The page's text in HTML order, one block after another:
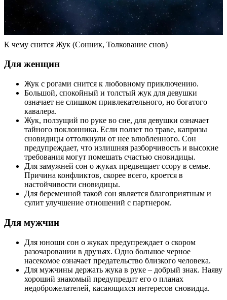
К чему снится Жук (Сонник, Толкование снов)
Для женщин
Жук с рогами снится к любовному приключению.
Большой, спокойный и толстый жук для девушки
означает не слишком привлекательного, но богатого
кавалера.
Жук, ползущий по руке во сне, для девушки означает
тайного поклонника. Если ползет по траве, капризы
сновидицы оттолкнули от нее влюбленного. Сон
предупреждает, что излишняя разборчивость и высокие
требования могут помешать счастью сновидицы.
Для замужней сон о жуках предвещает ссору в семье.
Причина конфликтов, скорее всего, кроется в
настойчивости сновидицы.
Для беременной такой сон является благоприятным и
сулит улучшение отношений с партнером.
Для мужчин
Для юноши сон о жуках предупреждает о скором
разочаровании в друзьях. Одно большое черное
насекомое означает предательство близкого человека.
Для мужчины держать жука в руке – добрый знак. Наяву
хороший знакомый предупредит его о планах
недоброжелателей, касающихся интересов сновидца.